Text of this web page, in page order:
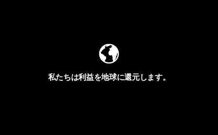
私たちは利益を地球に還元します。